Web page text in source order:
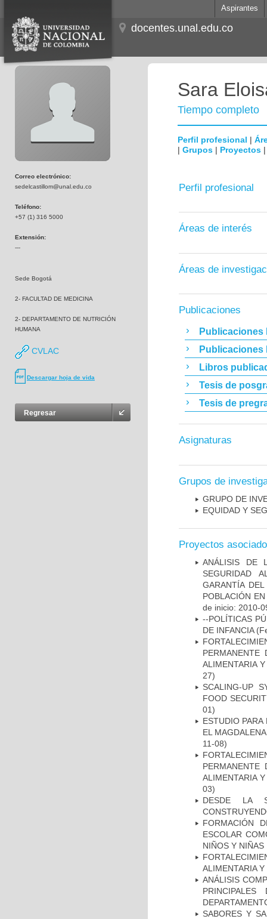
Aspirantes
docentes.unal.edu.co
Correo electrónico:
sedelcastillom@unal.edu.co
Teléfono:
+57 (1) 316 5000
Extensión:
---
Sede Bogotá
2- FACULTAD DE MEDICINA
2- DEPARTAMENTO DE NUTRICIÓN
HUMANA
CVLAC
Descargar hoja de vida
Regresar
Sara
Tiempo completo
Perfil profesional |
| Grupos | Proyectos
Perfil profesional
Áreas de interés
Áreas de
Publicaciones
Publicaciones
Publicaciones
Libros
Tesis de
Tesis de
Asignaturas
Grupos de
GRUPO DE
EQUIDAD Y
Proyectos
ANÁLISIS DE
SEGURIDAD
GARANTÍA
POBLACIÓN
de inicio: 2010-
--POLÍTICAS
DE INFANCIA
PERMANENTE
ALIMENTARIA
27)
SCALING-UP
FOOD
01)
ESTUDIO
EL
11-08)
PERMANENTE
ALIMENTARIA
03)
DESDE LA
FORMACIÓN
ESCOLAR
NIÑOS Y
ALIMENTARIA
ANÁLISIS
SABORES Y